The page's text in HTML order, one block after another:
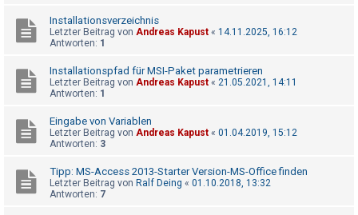
t
r
e
e
n
U
Installationsverzeichnis
Letzter Beitrag von Andreas Kapust « 14.11.2025, 16:12
Antworten: 1
Installationspfad für MSI-Paket parametrieren
Letzter Beitrag von Andreas Kapust « 21.05.2021, 14:11
Antworten: 1
Eingabe von Variablen
Letzter Beitrag von Andreas Kapust « 01.04.2019, 15:12
Antworten: 3
Tipp: MS-Access 2013-Starter Version-MS-Office finden
Letzter Beitrag von Ralf Deing « 01.10.2018, 13:32
Antworten: 7